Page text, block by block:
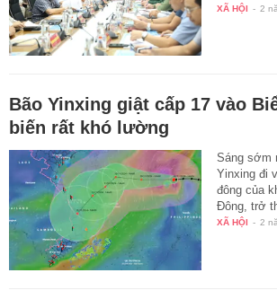
XÃ HỘI - 2
Bão Yinxing giật cấp 17 vào
biến rất khó lường
Sáng sớm
Yinxing đi
đông của
Đông, trở
XÃ HỘI - 2